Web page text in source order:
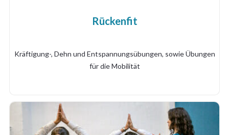
Rückenfit
Kräftigung-, Dehn und Entspannungsübungen, sowie Übungen
für die Mobilität